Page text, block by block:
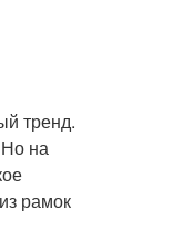
тренд.
на
рамок